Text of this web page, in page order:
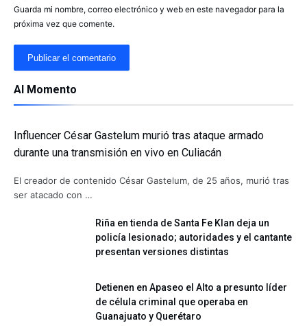
Guarda mi nombre, correo electrónico y web en este navegador para la
próxima vez que comente.
Al Momento
Influencer César Gastelum murió tras ataque armado
durante una transmisión en vivo en Culiacán
El creador de contenido César Gastelum, de 25 años, murió tras
ser atacado con …
Riña en tienda de Santa Fe Klan deja un
policía lesionado; autoridades y el cantante
presentan versiones distintas
Detienen en Apaseo el Alto a presunto líder
de célula criminal que operaba en
Guanajuato y Querétaro